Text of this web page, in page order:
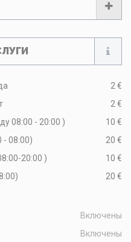
2 €
2 €
08:00 - 20:00 )
10 €
- 08:00)
20 €
20:00 )
10 €
20 €
Включены
Включены